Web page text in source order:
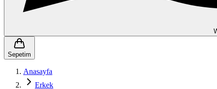
Sepetim
Anasayfa
Erkek